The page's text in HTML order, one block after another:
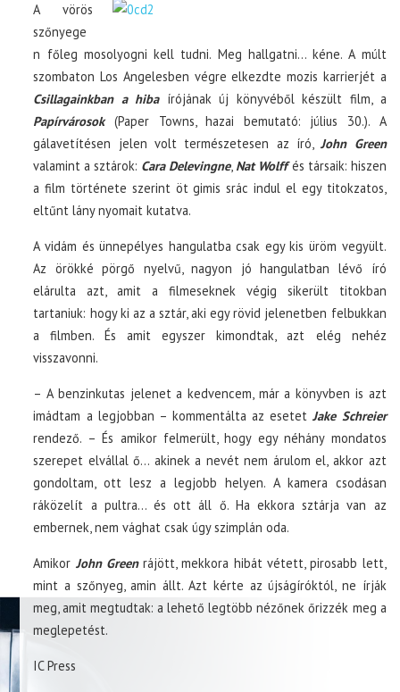
A vörös
szőnyege
n főleg mosolyogni kell tudni. Meg hallgatni… kéne. A múlt
szombaton Los Angelesben végre elkezdte mozis karrierjét a
Csillagainkban a hibaírójának új könyvéből készült film, a
Papírvárosok(Paper Towns, hazai bemutató: július 30.). A
gálavetítésen jelen volt természetesen az író,John Green
valamint a sztárok: Cara Delevingne, Nat Wolffés társaik: hiszen
a film története szerint öt gimis srác indul el egy titokzatos,
eltűnt lány nyomait kutatva.
A vidám és ünnepélyes hangulatba csak egy kis üröm vegyült.
Az örökké pörgő nyelvű, nagyon jó hangulatban lévő író
elárulta azt, amit a filmeseknek végig sikerült titokban
tartaniuk: hogy ki az a sztár, aki egy rövid jelenetben felbukkan
a filmben. És amit egyszer kimondtak, azt elég nehéz
visszavonni.
– A benzinkutas jelenet a kedvencem, már a könyvben is azt
imádtam a legjobban – kommentálta az esetetJake Schreier
rendező. – És amikor felmerült, hogy egy néhány mondatos
szerepet elvállal ő… akinek a nevét nem árulom el, akkor azt
gondoltam, ott lesz a legjobb helyen. A kamera csodásan
ráközelít a pultra… és ott áll ő. Ha ekkora sztárja van az
embernek, nem vághat csak úgy szimplán oda.
Amikor John Greenrájött, mekkora hibát vétett, pirosabb lett,
mint a szőnyeg, amin állt. Azt kérte az újságíróktól, ne írják
meg, amit megtudtak: a lehető legtöbb nézőnek őrizzék meg a
meglepetést.
IC Press